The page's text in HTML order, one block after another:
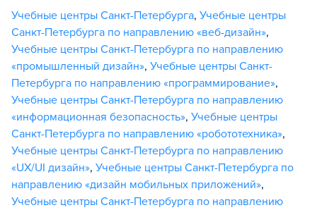
Учебные центры Санкт-Петербурга, Учебные центры
Санкт-Петербурга по направлению «веб-дизайн»,
Учебные центры Санкт-Петербурга по направлению
«промышленный дизайн», Учебные центры Санкт-
Петербурга по направлению «программирование»,
Учебные центры Санкт-Петербурга по направлению
«информационная безопасность», Учебные центры
Санкт-Петербурга по направлению «робототехника»,
Учебные центры Санкт-Петербурга по направлению
«UX/UI дизайн», Учебные центры Санкт-Петербурга по
направлению «дизайн мобильных приложений»,
Учебные центры Санкт-Петербурга по направлению